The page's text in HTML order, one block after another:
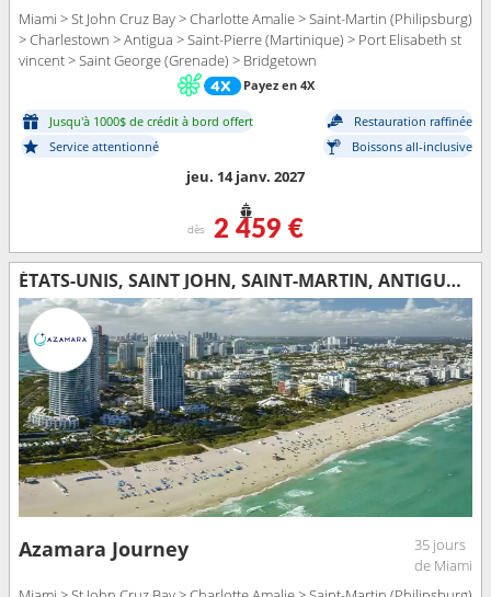
Miami > St John Cruz Bay > Charlotte Amalie > Saint-Martin (Philipsburg)
> Charlestown > Antigua > Saint-Pierre (Martinique) > Port Elisabeth st
vincent > Saint George (Grenade) > Bridgetown
Payez en 4X
Jusqu'à 1000$ de crédit à bord offert
Restauration raffinée
Service attentionné
Boissons all-inclusive
jeu. 14 janv. 2027
dès 2 459 €
ÉTATS-UNIS, SAINT JOHN, SAINT-MARTIN, ANTIGUA-ET-BARBUDA, MARTINIQUE, SAINT VINCENT-ET-LES-GRENADINES, GRENADE, BARBADE, TRINITÉ-ET-TOBAGO, ÎLE ROYALE, BRÉSIL, URUGUAY, ARGENTINE
Azamara Journey
35 jours
de Miami